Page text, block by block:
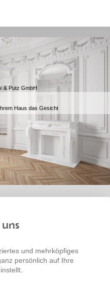
& Putz GmbH
Haus das Gesicht
und mehrköpfiges
persönlich auf Ihre